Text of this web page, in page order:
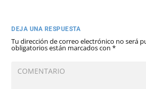
DEJA UNA RESPUESTA
Tu dirección de correo electrónico no será
obligatorios están marcados con*